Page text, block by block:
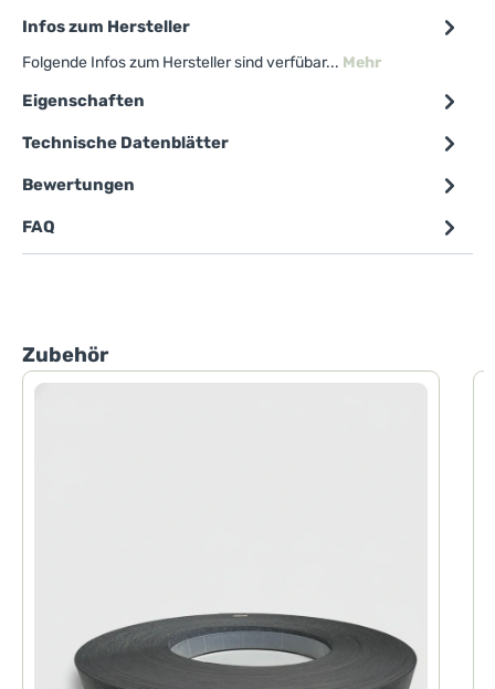
Infos zum Hersteller
Folgende Infos zum Hersteller sind verfübar... Mehr
Eigenschaften
Technische Datenblätter
Bewertungen
FAQ
Produktgalerie überspringen
Zubehör